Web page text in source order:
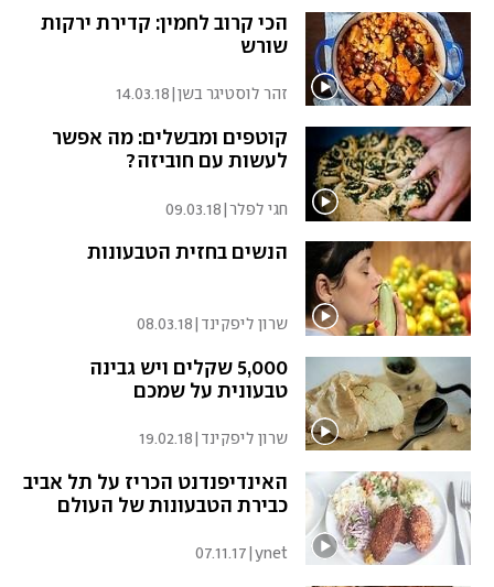
הכי קרוב לחמין: קדירת ירקות
שורש
זהר לוסטיגר בשן|
14.03.18
קוטפים ומבשלים: מה אפשר
לעשות עם חוביזה?
חגי לפלר|
09.03.18
הנשים בחזית הטבעונות
שרון ליפקינד 08.03.18
5,000 שקלים ויש גבינה
טבעונית על שמכם
שרון ליפקינד 19.02.18
האינדיפנדנט הכריז על תל אביב
כבירת הטבעונות של העולם
ynet
|
07.11.17